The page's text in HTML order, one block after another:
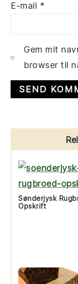
E-mail *
Gem mit
browser til
Sidebar
Sønderjysk
Opskrift